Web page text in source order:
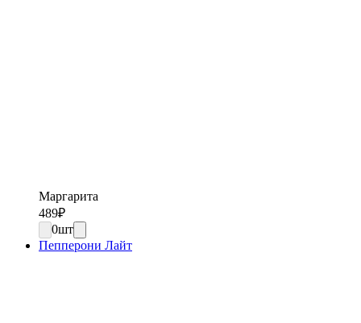
Маргарита
489₽
0шт
Пепперони Лайт